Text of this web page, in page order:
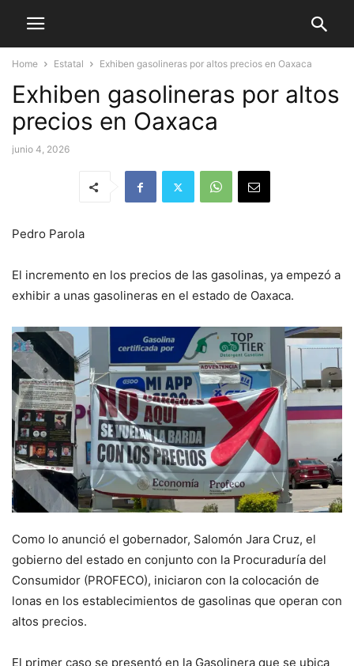
Home Estatal Exhiben gasolineras por altos precios en Oaxaca
Exhiben gasolineras por altos
precios en Oaxaca
junio 4, 2026
Pedro Parola
El incremento en los precios de las gasolinas, ya empezó a
exhibir a unas gasolineras en el estado de Oaxaca.
Como lo anunció el gobernador, Salomón Jara Cruz, el
gobierno del estado en conjunto con la Procuraduría del
Consumidor (PROFECO), iniciaron con la colocación de
lonas en los establecimientos de gasolinas que operan con
altos precios.
El primer caso se presentó en la Gasolinera que se ubica